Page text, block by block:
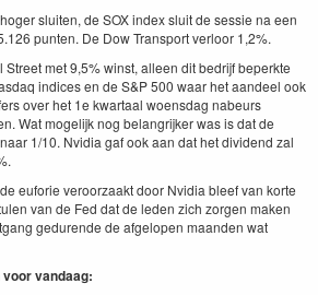
sluiten, de SOX index sluit de sessie na een
punten. De Dow Transport verloor 1,2%.
met 9,5% winst, alleen dit bedrijf beperkte
indices en de S&P 500 waar het aandeel ook
over het 1e kwartaal woensdag nabeurs
Wat mogelijk nog belangrijker was is dat de
1/10. Nvidia gaf ook aan dat het dividend zal
euforie veroorzaakt door Nvidia bleef van korte
van de Fed dat de leden zich zorgen maken
gedurende de afgelopen maanden wat
vandaag: